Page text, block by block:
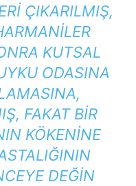
ÇIKARILMIŞ,
KUTSAL
ODASINA
FAKAT BIR
KÖKENINE
DEĞIN